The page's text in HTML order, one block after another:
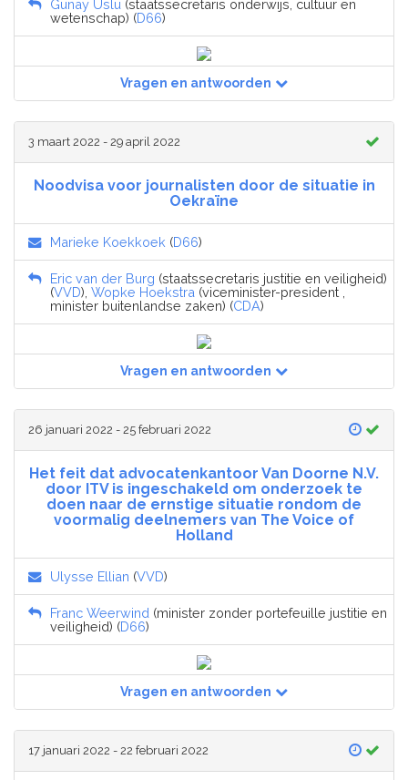
Gunay Uslu (staatssecretaris onderwijs, cultuur en
wetenschap) (D66)
Vragen en antwoorden
3 maart 2022 - 29 april 2022
Noodvisa voor journalisten door de situatie in
Oekraïne
Marieke Koekkoek (D66)
Eric van der Burg (staatssecretaris justitie en veiligheid)
(VVD), Wopke Hoekstra (viceminister-president ,
minister buitenlandse zaken) (CDA)
Vragen en antwoorden
26 januari 2022 - 25 februari 2022
Het feit dat advocatenkantoor Van Doorne N.V.
door ITV is ingeschakeld om onderzoek te
doen naar de ernstige situatie rondom de
voormalig deelnemers van The Voice of
Holland
Ulysse Ellian (VVD)
Franc Weerwind (minister zonder portefeuille justitie en
veiligheid) (D66)
Vragen en antwoorden
17 januari 2022 - 22 februari 2022